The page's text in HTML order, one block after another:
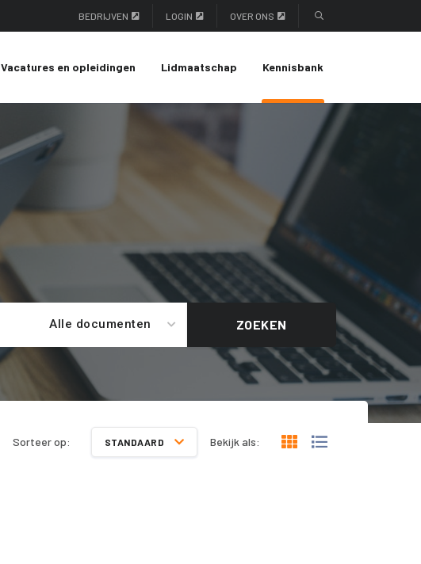
BEDRIJVEN LOGIN OVER ONS
Vacatures en opleidingen Lidmaatschap Kennisbank
Alle documenten ZOEKEN
Sorteer op: STANDAARD Bekijk als: